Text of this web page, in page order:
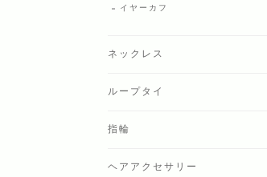
イヤーカフ
ネックレス
ループタイ
指輪
ヘアアクセサリー